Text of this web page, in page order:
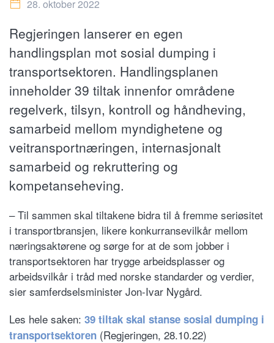
28. oktober 2022
Regjeringen lanserer en egen
handlingsplan mot sosial dumping i
transportsektoren. Handlingsplanen
inneholder 39 tiltak innenfor områdene
regelverk, tilsyn, kontroll og håndheving,
samarbeid mellom myndighetene og
veitransportnæringen, internasjonalt
samarbeid og rekruttering og
kompetanseheving.
– Til sammen skal tiltakene bidra til å fremme seriøsitet
i transportbransjen, likere konkurransevilkår mellom
næringsaktørene og sørge for at de som jobber i
transportsektoren har trygge arbeidsplasser og
arbeidsvilkår i tråd med norske standarder og verdier,
sier samferdselsminister Jon-Ivar Nygård.
Les hele saken: 39 tiltak skal stanse sosial dumping i
transportsektoren (Regjeringen, 28.10.22)